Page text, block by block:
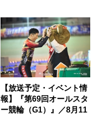
【放送予定・イベント情
報】『第69回オールスタ
ー競輪（G1）』／8月11